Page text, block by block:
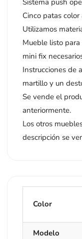
Cinco patas
Utilizamos
Mueble listo
mini fix
Instrucciones de
martillo y un
Se vende el
anteriormente.
Los otros
descripción se
Color
Modelo